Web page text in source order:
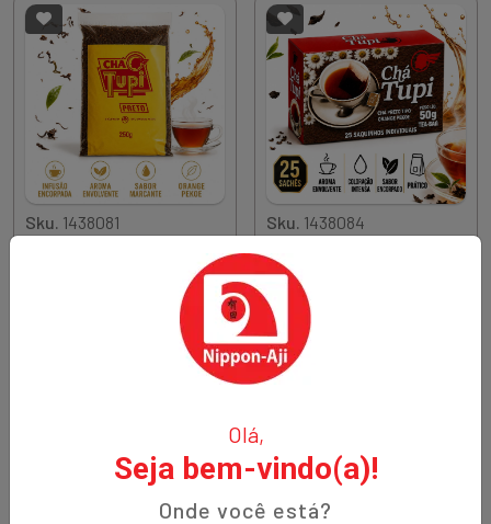
Olá,
Seja bem-vindo(a)!
Onde você está?
Sku. 1438081
Sku. 1438084
50G
R$ 13,80
Quantidade